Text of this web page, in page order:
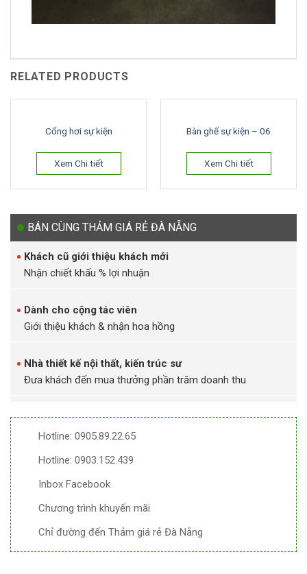
RELATED PRODUCTS
Cổng hơi sự kiện
Xem Chi tiết
Bàn ghế sự kiện – 06
Xem Chi tiết
BÁN CÙNG THẢM GIÁ RẺ ĐÀ NẴNG
Khách cũ giới thiệu khách mới
Nhận chiết khấu % lợi nhuận
Dành cho cộng tác viên
Giới thiệu khách & nhận hoa hồng
Nhà thiết kế nội thất, kiến trúc sư
Đưa khách đến mua thưởng phần trăm doanh thu
Hotline: 0905.89.22.65
Hotline: 0903.152.439
Inbox Facebook
Chương trình khuyến mãi
Chỉ đường đến Thảm giá rẻ Đà Nẵng